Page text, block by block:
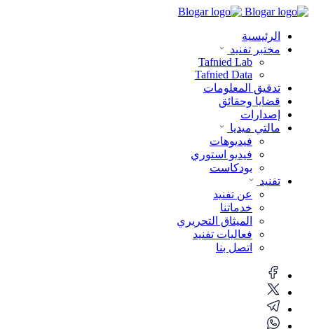
الرئيسية
مختبر تفنيد
Tafnied Lab
Tafnied Data
تدقيق المعلومات
قضايا وحقائق
إصدارات
مالتي ميديا
فيديوهات
فيديو استوري
بودكاست
تفنيد
عن تفنيد
خدماتنا
الميثاق التحريري
فعاليات تفنيد
اتصل بنا